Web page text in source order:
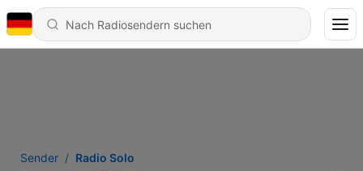
Sender Radio Solo